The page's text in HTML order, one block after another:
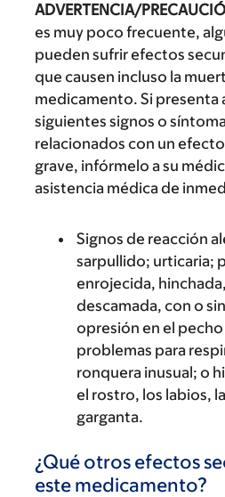
ADVERTENCIA/
es muy poco frecuente,
pueden sufrir efectos
que causen incluso la
medicamento. Si presenta
siguientes signos o
relacionados con un
grave, infórmelo a su
asistencia médica de
Signos de reacción
sarpullido; urticaria;
enrojecida,
descamada, con o
opresión en el pecho
problemas para
ronquera inusual; o
el rostro, los labios,
garganta.
¿Qué otros efectos
este medicamento?